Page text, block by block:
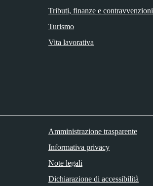
Tributi, finanze e contravvenzioni
Turismo
Vita lavorativa
Amministrazione trasparente
Informativa privacy
Note legali
Dichiarazione di accessibilità